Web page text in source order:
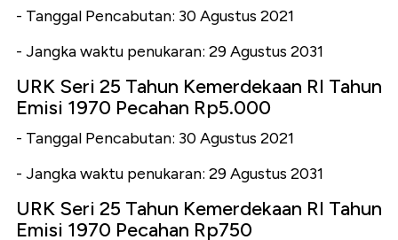
- Tanggal Pencabutan: 30 Agustus 2021
- Jangka waktu penukaran: 29 Agustus 2031
URK Seri 25 Tahun Kemerdekaan RI Tahun
Emisi 1970 Pecahan Rp5.000
- Tanggal Pencabutan: 30 Agustus 2021
- Jangka waktu penukaran: 29 Agustus 2031
URK Seri 25 Tahun Kemerdekaan RI Tahun
Emisi 1970 Pecahan Rp750